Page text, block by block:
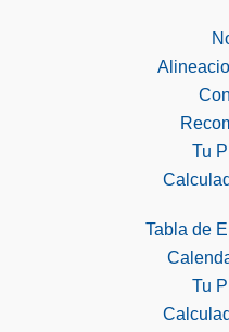
Tu
Tabla de
Tu